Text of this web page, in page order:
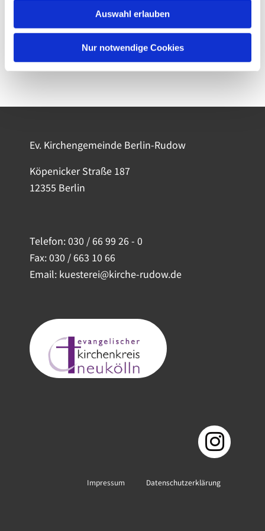
Auswahl erlauben
Nur notwendige Cookies
Ev. Kirchengemeinde Berlin-Rudow
Köpenicker Straße 187
12355 Berlin
Telefon:030 / 66 99 26 - 0
Fax: 030 / 663 10 66
Email: kuesterei@kirche-rudow.de
Impressum Datenschutzerklärung